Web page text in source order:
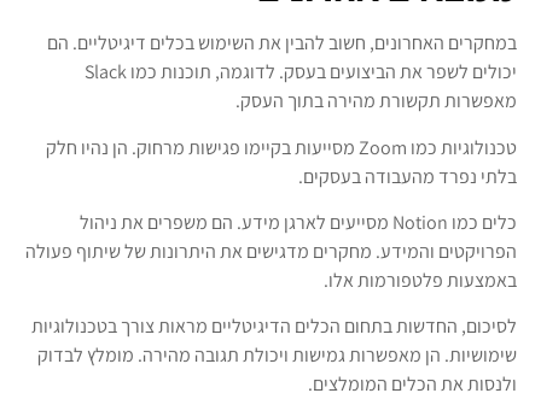
במחקרים האחרונים, חשוב להבין את השימוש בכלים דיגיטליים. הם
יכולים לשפר את הביצועים בעסק. לדוגמה, תוכנות כמו Slack
מאפשרות תקשורת מהירה בתוך העסק.
טכנולוגיות כמו Zoom מסייעות בקיימו פגישות מרחוק. הן נהיו חלק
בלתי נפרד מהעבודה בעסקים.
כלים כמו Notion מסייעים לארגן מידע. הם משפרים את ניהול
הפרויקטים והמידע. מחקרים מדגישים את היתרונות של שיתוף פעולה
באמצעות פלטפורמות אלו.
לסיכום, החדשות בתחום הכלים הדיגיטליים מראות צורך בטכנולוגיות
שימושיות. הן מאפשרות גמישות ויכולת תגובה מהירה. מומלץ לבדוק
ולנסות את הכלים המומלצים.